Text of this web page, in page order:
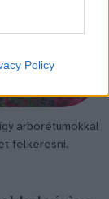
Policy
arborétumokkal
felkeresni.